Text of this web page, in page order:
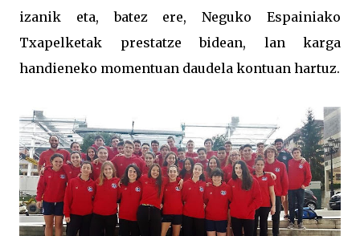
izanik eta, batez ere, Neguko Espainiako
Txapelketak prestatze bidean, lan karga
handieneko momentuan daudela kontuan hartuz.